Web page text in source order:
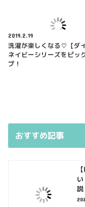
2019.2.19
洗濯が楽しくなる♡【ダ
ネイビーシリーズをピッ
プ！
おすすめ記事
説